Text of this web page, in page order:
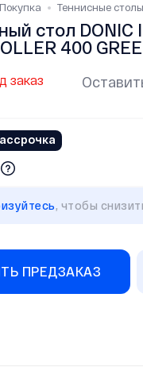
Покупка Теннисные столы
стол DONIC
400
заказ
, чтобы
ПРЕДЗАКАЗ